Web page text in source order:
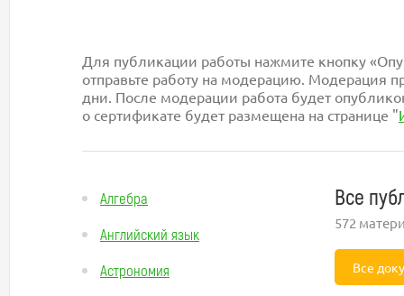
Для публикации работы нажмите кнопку
отправьте работу на модерацию. Модерация
дни. После модерации работа будет
о сертификате будет размещена на странице "
Алгебра
Английский язык
Астрономия
Все
572
Все